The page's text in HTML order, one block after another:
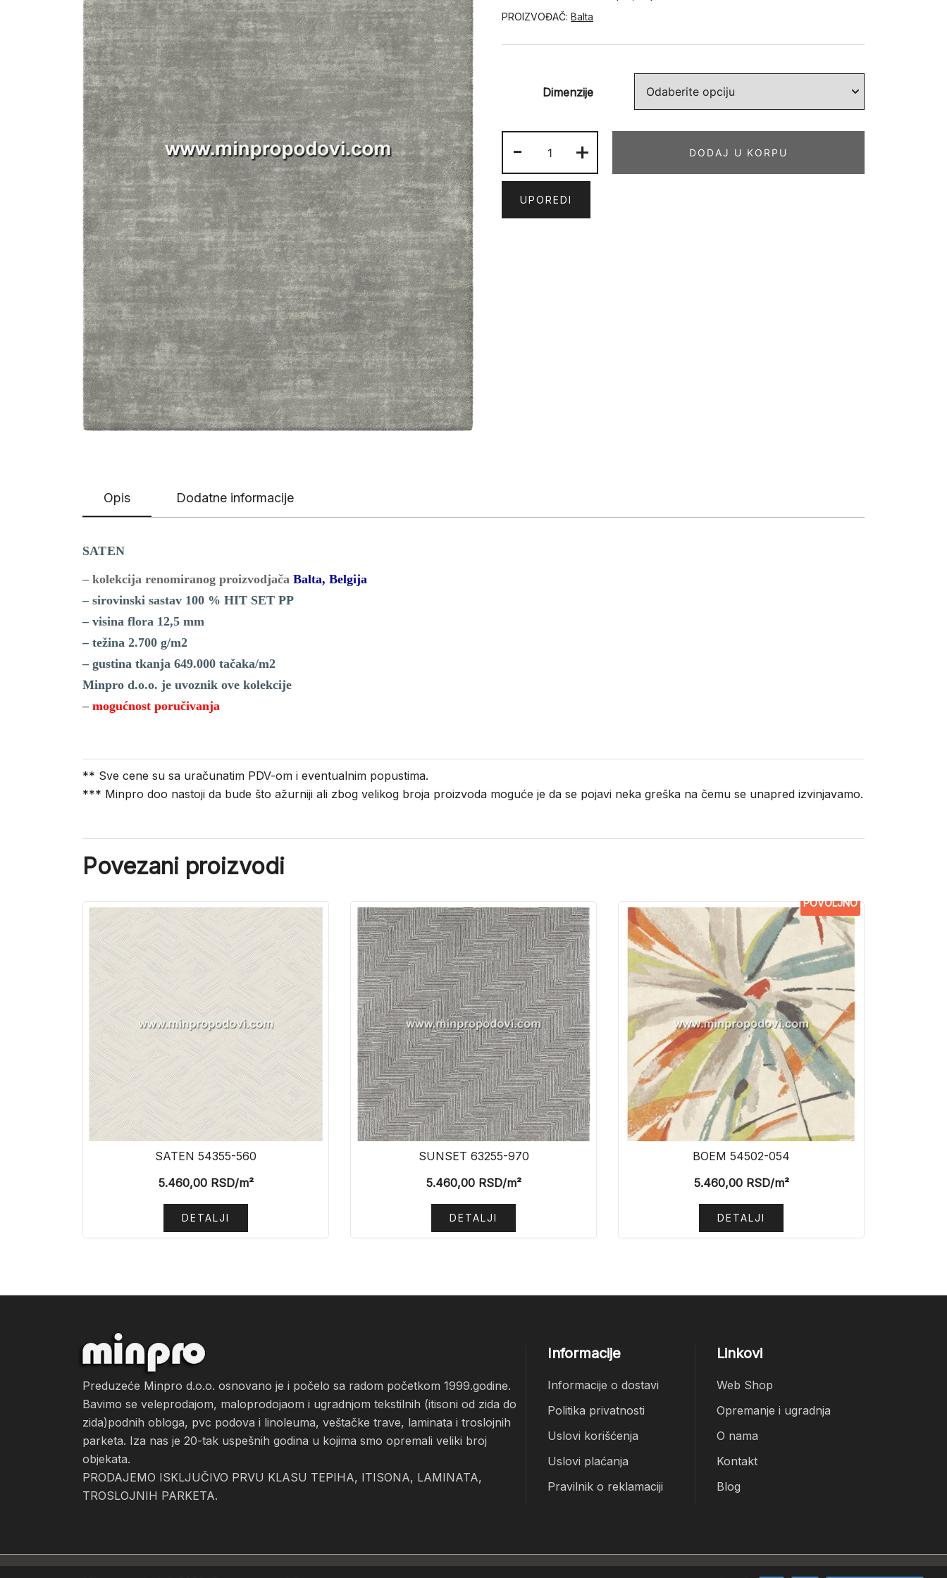
PROIZVOĐAČ: Balta
Dimenzije
-
54253-
070
količina
+ DODAJ U KORPU
UPOREDI
Opis Dodatne informacije
SATEN
– kolekcija renomiranog proizvodjača Balta, Belgija
– sirovinski sastav 100 % HIT SET PP
– visina flora 12,5 mm
– težina 2.700 g/m2
– gustina tkanja 649.000 tačaka/m2
Minpro d.o.o. je uvoznik ove kolekcije
– mogućnost poručivanja
** Sve cene su sa uračunatim PDV-om i eventualnim popustima.
*** Minpro doo nastoji da bude što ažurniji ali zbog velikog broja proizvoda moguće je da se pojavi neka greška na čemu se unapred izvinjavamo.
Povezani proizvodi
SATEN 54355-560
5.460,00RSD/m²
DETALJI
SUNSET 63255-970
5.460,00RSD/m²
DETALJI
POVOLJNO
BOEM 54502-054
5.460,00RSD/m²
DETALJI
Preduzeće Minpro d.o.o. osnovano je i počelo sa radom početkom 1999.godine.
Bavimo se veleprodajom, maloprodojaom i ugradnjom tekstilnih (itisoni od zida do
zida)podnih obloga, pvc podova i linoleuma, veštačke trave, laminata i troslojnih
parketa. Iza nas je 20-tak uspešnih godina u kojima smo opremali veliki broj
objekata.
PRODAJEMO ISKLJUČIVO PRVU KLASU TEPIHA, ITISONA, LAMINATA,
TROSLOJNIH PARKETA.
Informacije
Informacije o dostavi
Politika privatnosti
Uslovi korišćenja
Uslovi plaćanja
Pravilnik o reklamaciji
Linkovi
Web Shop
Opremanje i ugradnja
O nama
Kontakt
Blog